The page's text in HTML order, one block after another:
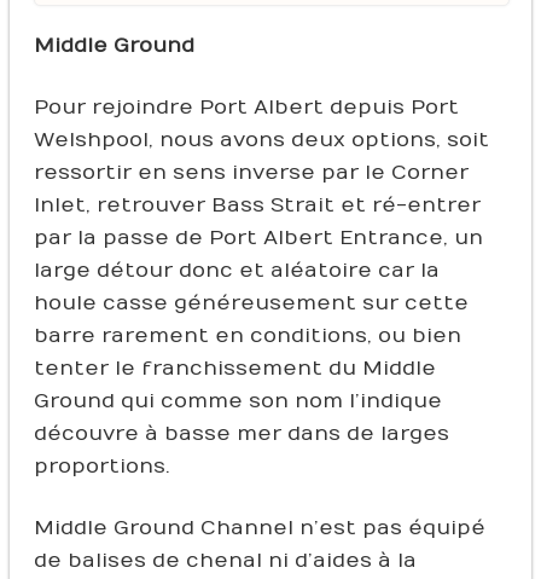
Middle Ground
Pour rejoindre Port Albert depuis Port
Welshpool, nous avons deux options, soit
ressortir en sens inverse par le Corner
Inlet, retrouver Bass Strait et ré-entrer
par la passe de Port Albert Entrance, un
large détour donc et aléatoire car la
houle casse généreusement sur cette
barre rarement en conditions, ou bien
tenter le franchissement du Middle
Ground qui comme son nom l’indique
découvre à basse mer dans de larges
proportions.
Middle Ground Channel n’est pas équipé
de balises de chenal ni d’aides à la